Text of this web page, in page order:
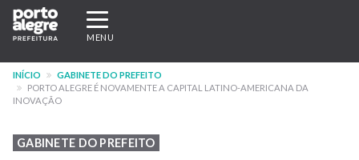
Pular
para
conteúdo
principal
Expandir/recolher
navegação
MENU
INÍCIO
GABINETE DO PREFEITO
PORTO ALEGRE É NOVAMENTE A CAPITAL LATINO-AMERICANA DA
INOVAÇÃO
GABINETE DO PREFEITO